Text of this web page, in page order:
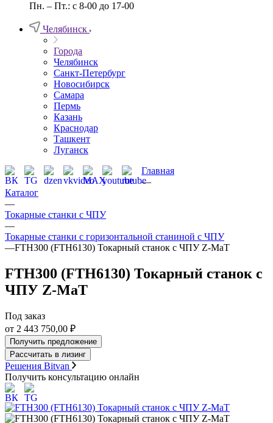
Пн. – Пт.: с 8-00 до 17-00
Челябинск
Города
Челябинск
Санкт-Петербург
Новосибирск
Самара
Пермь
Казань
Краснодар
Ташкент
Луганск
Главная
—
Каталог
—
Токарные станки с ЧПУ
—
Токарные станки с горизонтальной станиной с ЧПУ
—FTH300 (FTH6130) Токарный станок с ЧПУ Z-MaT
FTH300 (FTH6130) Токарный станок с
ЧПУ Z-MaT
Под заказ
от 2 443 750,00 ₽
Получить предложение
Рассчитать в лизинг
Решения Bitvan
Получить консультацию онлайн